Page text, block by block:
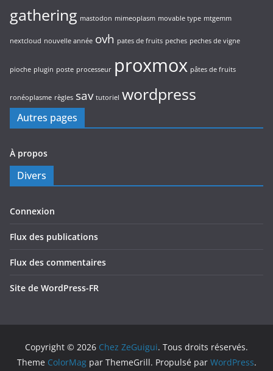
gathering mastodon mimeoplasm movable type mtgemm
nextcloud nouvelle année ovh pates de fruits peches peches de vigne
pioche plugin poste processeur proxmox pâtes de fruits
ronéoplasme règles sav tutoriel wordpress
Autres pages
À propos
Divers
Connexion
Flux des publications
Flux des commentaires
Site de WordPress-FR
Copyright © 2026 Chez ZeGuigui. Tous droits réservés.
Theme ColorMagpar ThemeGrill. Propulsé par WordPress.